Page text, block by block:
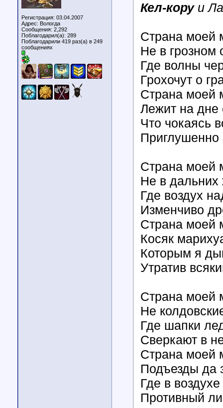
Регистрация: 03.04.2007
Адрес: Вологда
Сообщения: 2,292
Поблагодарил(а): 289
Поблагодарили 419 раз(а) в 249
сообщениях
Кел-коруи
Страна моей
Не в грозном
Где волны
Грохочут о
Страна моей
Лежит на дне
Что чокаясь
Приглушенно
Страна моей
Не в дальних
Где воздух
Изменчиво
Страна моей
Косяк
Которым я
Утратив
Страна моей
Не
Где шапки
Сверкают в
Страна моей
Подъезды да
Где в воздухе
Противный